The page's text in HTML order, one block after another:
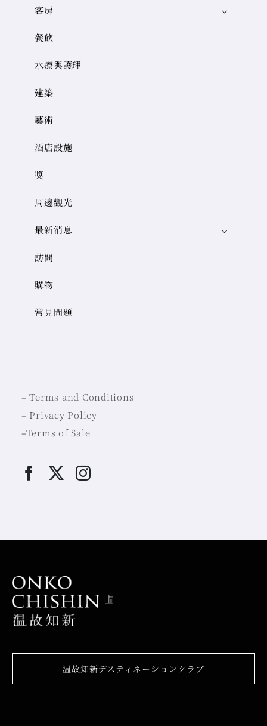
客房
餐飲
水療與護理
建築
藝術
酒店設施
獎
周邊觀光
最新消息
訪問
購物
常見問題
–Terms and Conditions
– Privacy Policy
–Terms of Sale
温故知新デスティネーションクラブ